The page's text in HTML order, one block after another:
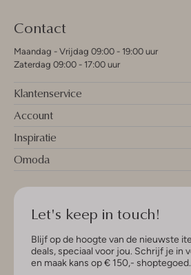
Contact
Maandag - Vrijdag 09:00 - 19:00 uur
Zaterdag 09:00 - 17:00 uur
Klantenservice
Account
Inspiratie
Omoda
Let's keep in touch!
Blijf op de hoogte van de nieuwste
deals, speciaal voor jou. Schrijf je in
en maak kans op € 150,- shoptegoed.